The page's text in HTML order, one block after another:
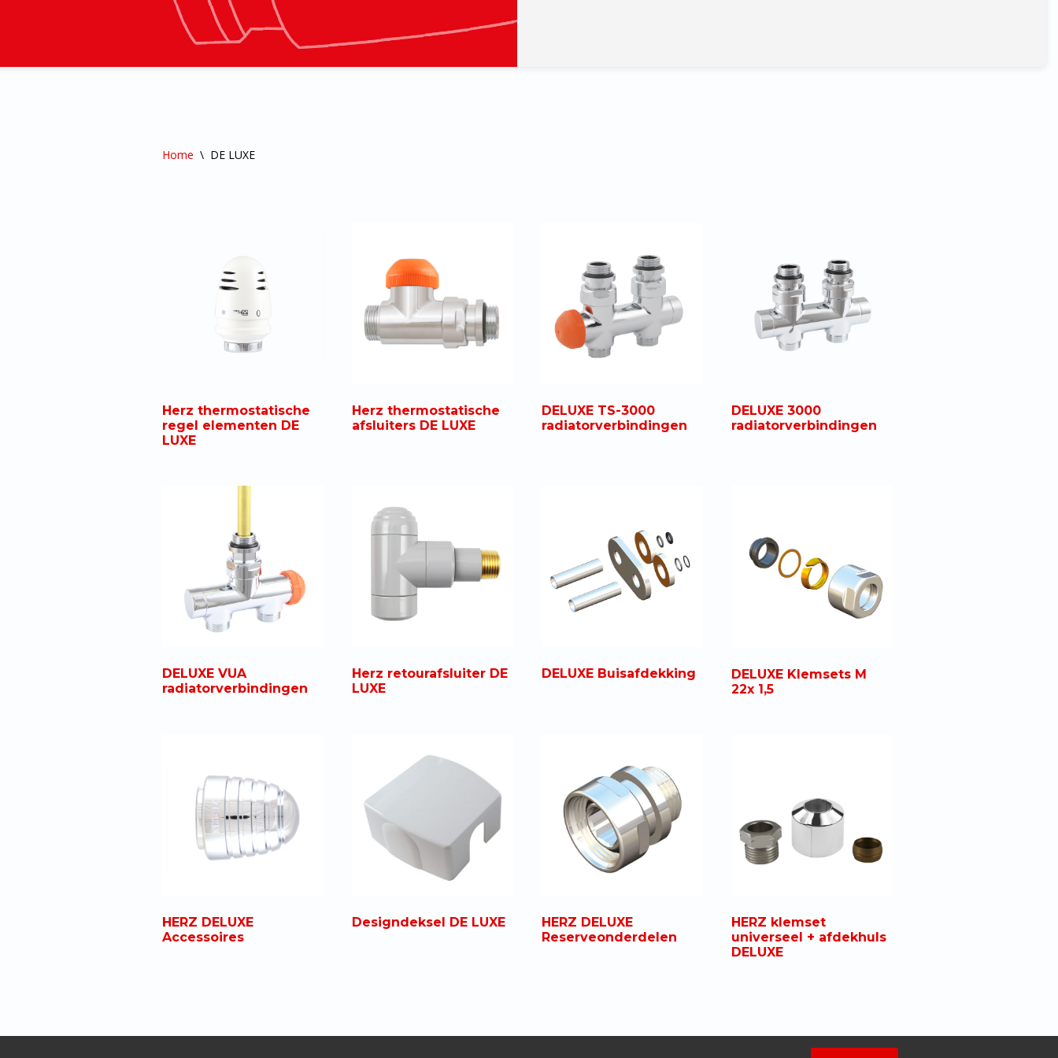
Home \ DE LUXE
Herz thermostatische
regel elementen DE
LUXE
Herz thermostatische
afsluiters DE LUXE
DELUXE TS-3000
radiatorverbindingen
DELUXE 3000
radiatorverbindingen
DELUXE VUA
radiatorverbindingen
Herz retourafsluiter DE
LUXE
DELUXE Buisafdekking
DELUXE Klemsets M
22x 1,5
HERZ DELUXE
Accessoires
Designdeksel DE LUXE
HERZ DELUXE
Reserveonderdelen
HERZ klemset
universeel + afdekhuls
DELUXE